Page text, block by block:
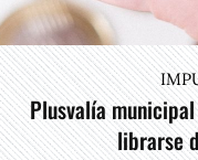
Plusvalía
librarse